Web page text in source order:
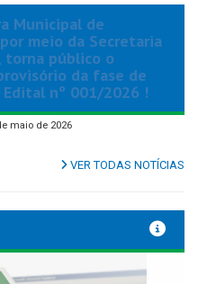
Municipal de
meio da Secretaria
torna público o
da fase de
Edital nº 001/2026 !
maio de 2026
VER TODAS NOTÍCIAS